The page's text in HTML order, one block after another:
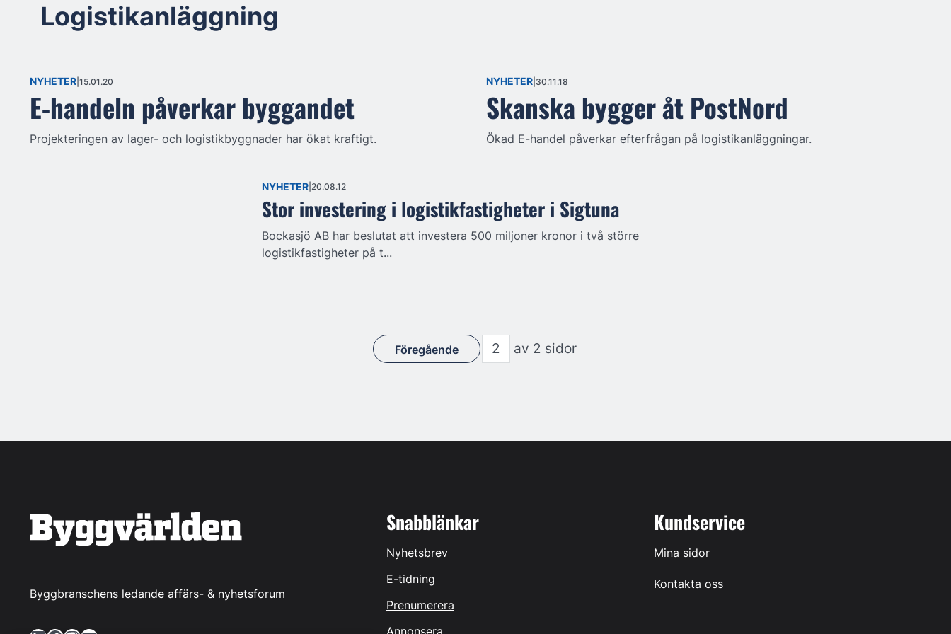
Logistikanläggning
NYHETER 15.01.20
E-handeln påverkar byggandet
Projekteringen av lager- och logistikbyggnader har ökat kraftigt.
NYHETER 30.11.18
Skanska bygger åt PostNord
Ökad E-handel påverkar efterfrågan på logistikanläggningar.
NYHETER 20.08.12
Stor investering i logistikfastigheter i Sigtuna
Bockasjö AB har beslutat att investera 500 miljoner kronor i två större
logistikfastigheter på t...
Föregående av 2 sidor
Byggbranschens ledande affärs- & nyhetsforum
Facebook InstagramYouTube
Snabblänkar
Nyhetsbrev
E-tidning
Prenumerera
Annonsera
Kundservice
Mina sidor
Kontakta oss